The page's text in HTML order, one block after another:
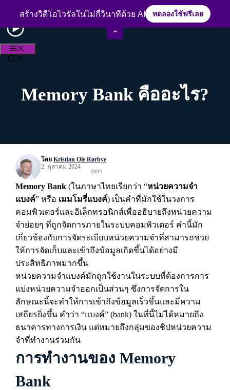
สร้างวิดีโอไวรัลในไม่กี่วินาทีด้วย AI ทดลองใช้ฟรีเลย
⌃
ประสบการณ์กว่า 15 ปีในวงการตัดต่อวิดีโอ
Memory Bank คืออะไร?
โดย Kristian Ole Rørbye
2. ตุลาคม 2024
อัตรา
Memory Bank (ในภาษาไทยเรียกว่า “หน่วยความจำ
แบงค์” หรือ เมมโมรี่แบงค์) เป็นคำที่มักใช้ในวงการ
คอมพิวเตอร์และอิเล็กทรอนิกส์เพื่ออธิบายถึงหน่วยความ
จำย่อยๆ ที่ถูกจัดการภายในระบบคอมพิวเตอร์ คำนี้มัก
เกี่ยวข้องกับการจัดระเบียบหน่วยความจำที่สามารถช่วย
ให้การจัดเก็บและเข้าถึงข้อมูลเกิดขึ้นได้อย่างมี
ประสิทธิภาพมากขึ้น
หน่วยความจำแบงค์มักถูกใช้งานในระบบที่ต้องการการ
แบ่งหน่วยความจำออกเป็นส่วนๆ ซึ่งการจัดการใน
ลักษณะนี้จะทำให้การเข้าถึงข้อมูลเร็วขึ้นและมีความ
เสถียรยิ่งขึ้น คำว่า “แบงค์” (bank) ในที่นี้ไม่ได้หมายถึง
ธนาคารทางการเงิน แต่หมายถึงกลุ่มของชิปหน่วยความ
จำที่ทำงานร่วมกัน
การทำงานของ Memory
Bank